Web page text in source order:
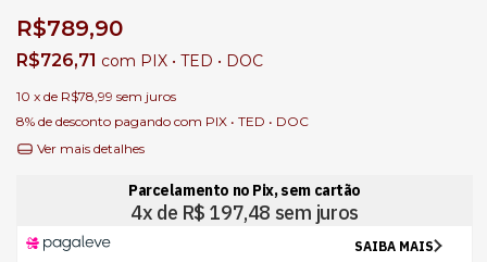
R$789,90
R$726,71 com PIX • TED • DOC
10 x de R$78,99 sem juros
8% de desconto pagando com PIX • TED • DOC
Ver mais detalhes